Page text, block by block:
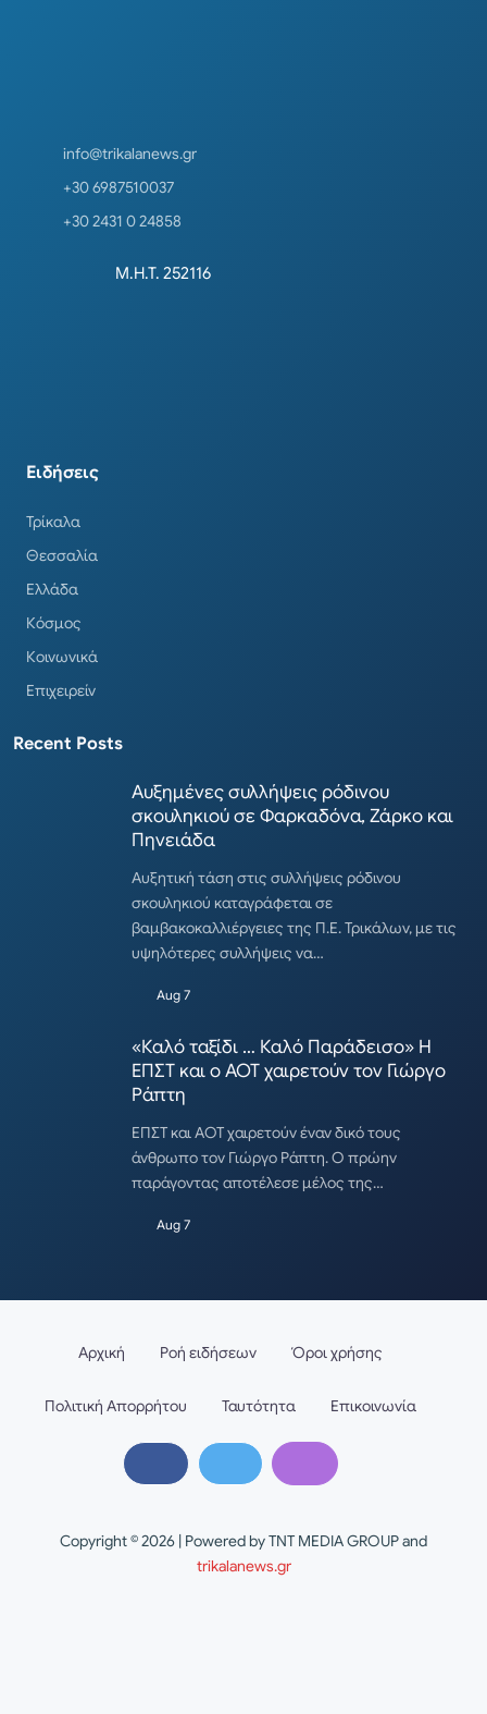
info@trikalanews.gr
+30 6987510037
+30 2431 0 24858
Μ.Η.Τ. 252116
Ειδήσεις
Τρίκαλα
Θεσσαλία
Ελλάδα
Κόσμος
Κοινωνικά
Επιχειρείν
Recent Posts
Αυξημένες συλλήψεις ρόδινου
σκουληκιού σε Φαρκαδόνα, Ζάρκο και
Πηνειάδα
Αυξητική τάση στις συλλήψεις ρόδινου
σκουληκιού καταγράφεται σε
βαμβακοκαλλιέργειες της Π.Ε. Τρικάλων, με τις
υψηλότερες συλλήψεις να…
Aug 7
«Καλό ταξίδι … Καλό Παράδεισο» Η
ΕΠΣΤ και ο ΑΟΤ χαιρετούν τον Γιώργο
Ράπτη
ΕΠΣΤ και ΑΟΤ χαιρετούν έναν δικό τους
άνθρωπο τον Γιώργο Ράπτη. Ο πρώην
παράγοντας αποτέλεσε μέλος της…
Aug 7
Copyright © 2026 | Powered by TNT MEDIA GROUP and
trikalanews.gr
Αρχική Ροή ειδήσεων Όροι χρήσης
Πολιτική Απορρήτου Ταυτότητα Επικοινωνία